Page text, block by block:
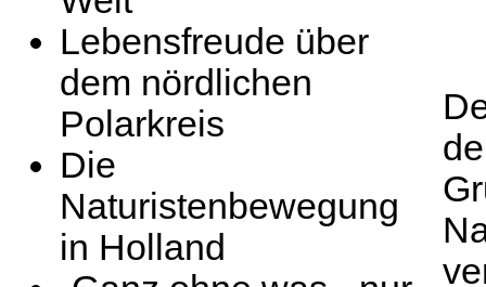
Lebensfreude über
dem nördlichen
Polarkreis
Die
Naturistenbewegung
in Holland